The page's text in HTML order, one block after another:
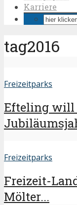
Karriere
tag2016
Freizeitparks
Efteling will
Freizeitparks
Freizeit-
Mölter...